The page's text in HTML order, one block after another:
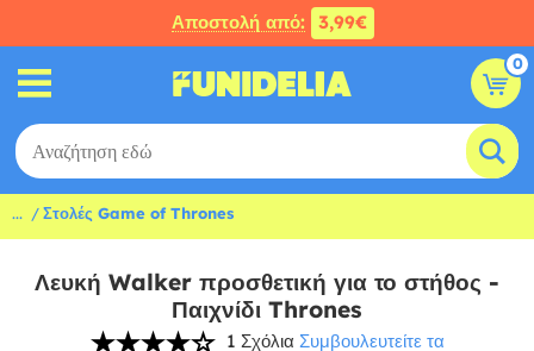
Αποστολή από: 3,99€
0
... Στολές Game of Thrones
Λευκή Walker προσθετική για το στήθος -
Παιχνίδι Thrones
1 Σχόλια Συμβουλευτείτε τα